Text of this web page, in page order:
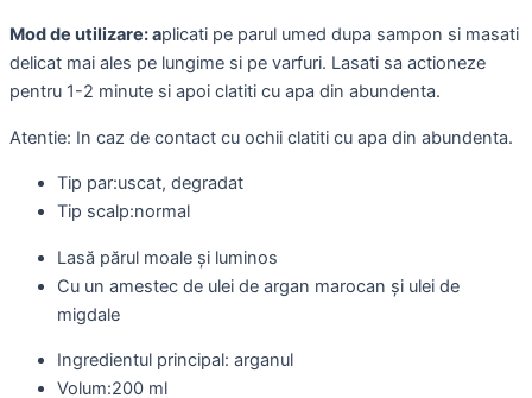
Mod de utilizare: aplicati pe parul umed dupa sampon si masati
delicat mai ales pe lungime si pe varfuri. Lasati sa actioneze
pentru 1-2 minute si apoi clatiti cu apa din abundenta.
Atentie: In caz de contact cu ochii clatiti cu apa din abundenta.
Tip par:uscat, degradat
Tip scalp:normal
Lasă părul moale și luminos
Cu un amestec de ulei de argan marocan și ulei de
migdale
Ingredientul principal: arganul
Volum:200 ml